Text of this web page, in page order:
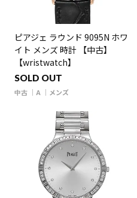
ピアジェ ラウンド 9095N ホワ
イト メンズ 時計 【中古】
【wristwatch】
SOLD OUT
中古 A メンズ